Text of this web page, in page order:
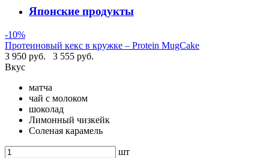
Японские продукты
-10%
Протеиновый кекс в кружке – Protein MugCake
3 950 руб.
3 555 руб.
Вкус
матча
чай с молоком
шоколад
Лимонный чизкейк
Соленая карамель
шт